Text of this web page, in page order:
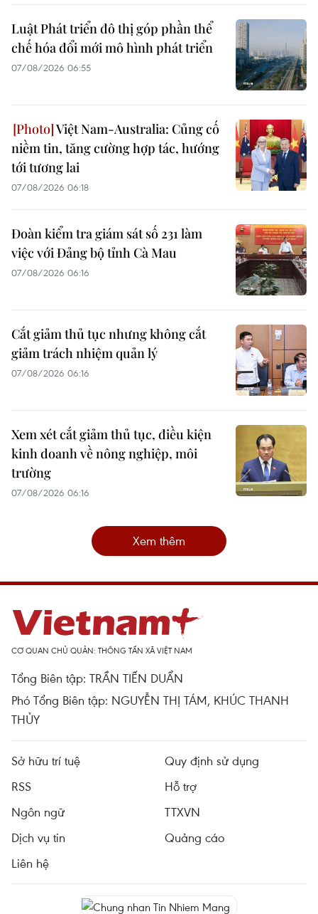
Luật Phát triển đô thị góp phần thể
chế hóa đổi mới mô hình phát triển
07/08/2026 06:55
Việt Nam-Australia: Củng cố
niềm tin, tăng cường hợp tác, hướng
tới tương lai
07/08/2026 06:18
Đoàn kiểm tra giám sát số 231 làm
việc với Đảng bộ tỉnh Cà Mau
07/08/2026 06:16
Cắt giảm thủ tục nhưng không cắt
giảm trách nhiệm quản lý
07/08/2026 06:16
Xem xét cắt giảm thủ tục, điều kiện
kinh doanh về nông nghiệp, môi
trường
07/08/2026 06:16
Xem thêm
CƠ QUAN CHỦ QUẢN: THÔNG TẤN XÃ VIỆT NAM
Tổng Biên tập: TRẦN TIẾN DUẨN
Phó Tổng Biên tập: NGUYỄN THỊ TÁM, KHÚC THANH
THỦY
Sở hữu trí tuệ
Quy định sử dụng
RSS
Hỗ trợ
Ngôn ngữ
TTXVN
Dịch vụ tin
Quảng cáo
Liên hệ